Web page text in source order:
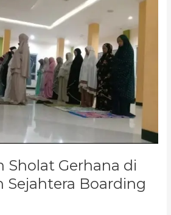
Sholat Gerhana di
Sejahtera Boarding